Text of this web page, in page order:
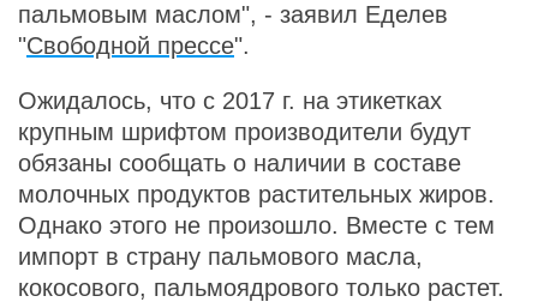
пальмовым маслом", - заявил Еделев
"Свободной прессе".
Ожидалось, что с 2017 г. на этикетках
крупным шрифтом производители будут
обязаны сообщать о наличии в составе
молочных продуктов растительных жиров.
Однако этого не произошло. Вместе с тем
импорт в страну пальмового масла,
кокосового, пальмоядрового только растет.